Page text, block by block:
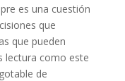
es una cuestión
que
que pueden
lectura como este
de